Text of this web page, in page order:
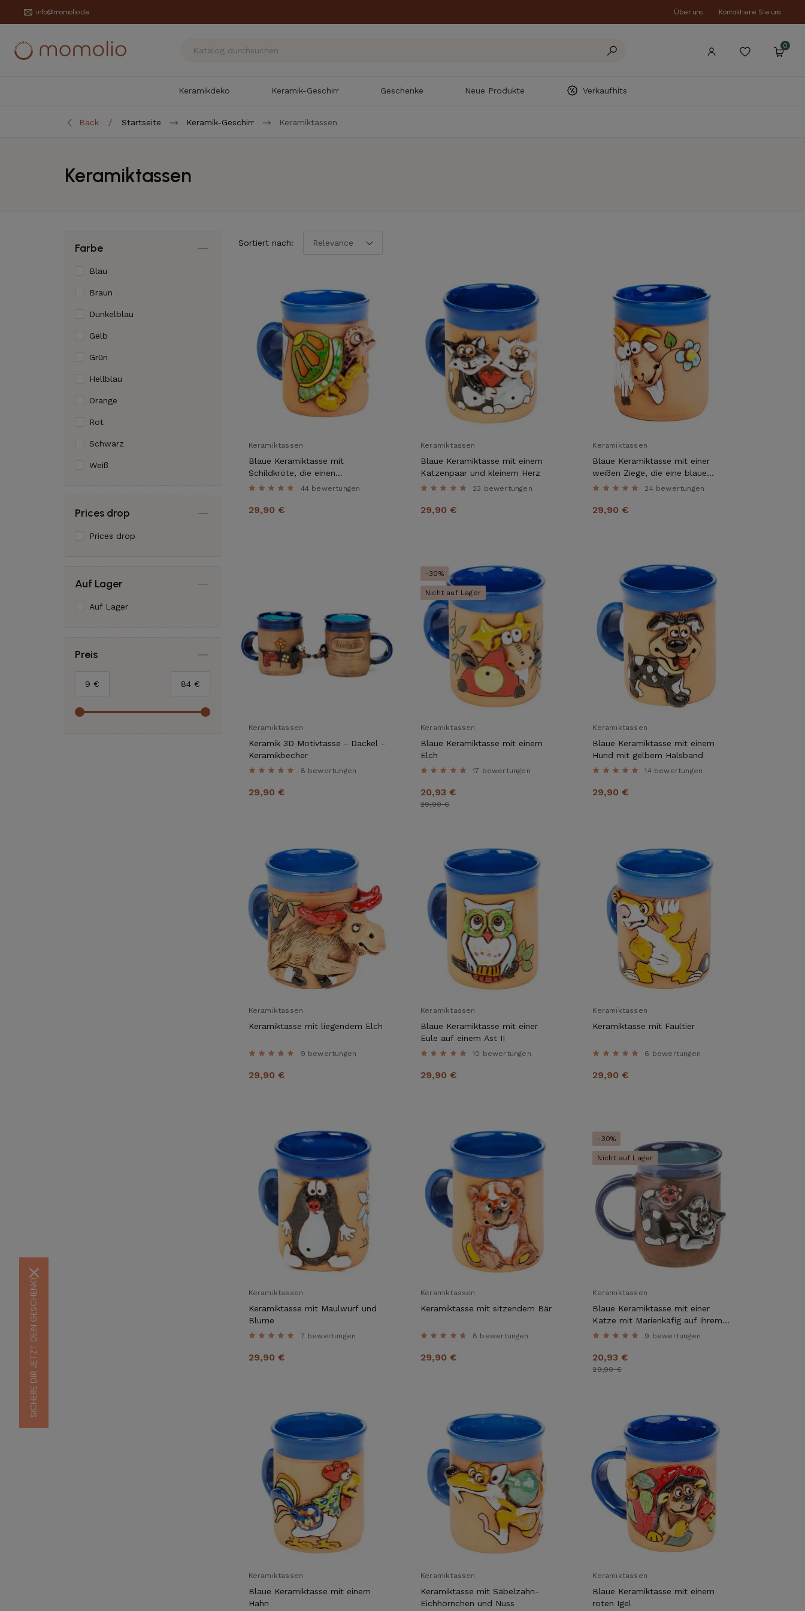
info@momolio.de Über uns Kontaktiere Sie uns
0
Keramikdeko Keramik-Geschirr Geschenke Neue Produkte Verkaufhits
Back Startseite Keramik-Geschirr Keramiktassen
Keramiktassen
Farbe
Blau
Braun
Dunkelblau
Gelb
Grün
Hellblau
Orange
Rot
Schwarz
Weiß
Prices drop
Prices drop
Auf Lager
Auf Lager
Preis
9 € 84€
Sortiert nach: Relevance
Keramiktassen
Blaue Keramiktasse mit
Schildkröte, die einen
Schmetterling fängt44 bewertungen
29,90 €
Keramiktassen
Blaue Keramiktasse mit einem
Katzenpaar und kleinem Herz
23 bewertungen
29,90 €
Keramiktassen
Blaue Keramiktasse mit einer
weißen Ziege, die eine blaue
Blume frisst.
24 bewertungen
29,90 €
Keramiktassen
Keramik 3D Motivtasse - Dackel -
Keramikbecher
8 bewertungen
29,90 €
Keramiktassen
Blaue Keramiktasse mit einem
Elch
17 bewertungen
20,93 €
29,90 €
-30%
Nicht auf Lager
Keramiktassen
Blaue Keramiktasse mit einem
Hund mit gelbem Halsband
14 bewertungen
29,90 €
Keramiktassen
Keramiktasse mit liegendem Elch
9 bewertungen
29,90 €
Keramiktassen
Blaue Keramiktasse mit einer
Eule auf einem Ast II
10 bewertungen
29,90 €
Keramiktassen
Keramiktasse mit Faultier
6 bewertungen
29,90 €
Keramiktassen
Keramiktasse mit Maulwurf und
Blume
7 bewertungen
29,90 €
Keramiktassen
Keramiktasse mit sitzendem Bär
8 bewertungen
29,90 €
Keramiktassen
Blaue Keramiktasse mit einer
Katze mit Marienkäfig auf ihrem
Schwanz
9 bewertungen
20,93 €
29,90 €
-30%
Nicht auf Lager
Keramiktassen
Blaue Keramiktasse mit einem
Hahn
Keramiktassen
Keramiktasse mit Säbelzahn-
Eichhörnchen und Nuss
Keramiktassen
Blaue Keramiktasse mit einem
roten Igel
SICHERE DIR
JETZT DEIN
GESCHENK!
Jeder neue Abonnent erhält für eine Bestellung
ein persönliches Geschenk von uns